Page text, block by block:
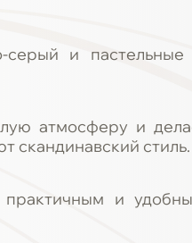
и
атмосферу и
скандинавский стиль.
и